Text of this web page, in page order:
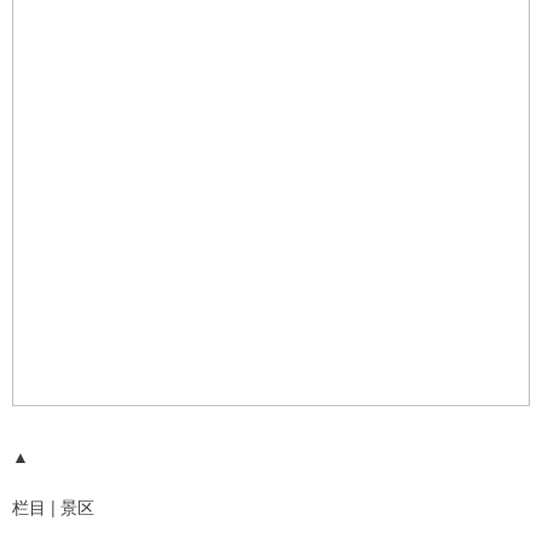
▲
栏目 | 景区